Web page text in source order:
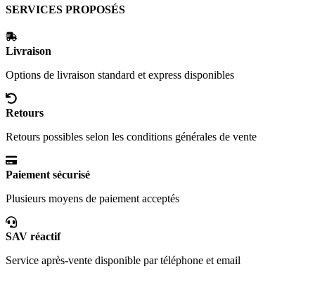
SERVICES PROPOSÉS
Livraison
Options de livraison standard et express disponibles
Retours
Retours possibles selon les conditions générales de vente
Paiement sécurisé
Plusieurs moyens de paiement acceptés
SAV réactif
Service après-vente disponible par téléphone et email